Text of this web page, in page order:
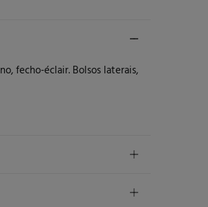
fecho-éclair. Bolsos laterais,